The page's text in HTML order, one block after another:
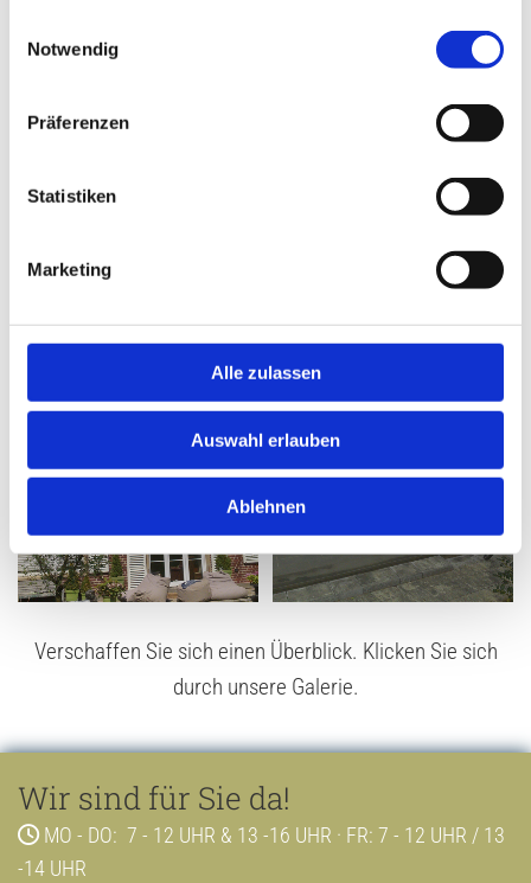
Notwendig
Präferenzen
Statistiken
Marketing
Alle zulassen
Auswahl erlauben
Ablehnen
Ver­schaf­fen Sie sich einen Über­blick. Kli­cken Sie sich
durch un­se­re Ga­le­rie.
Wir sind für Sie da!
 MO - DO: 7 - 12 UHR & 13 -16 UHR · FR: 7 - 12 UHR / 13
-14 UHR